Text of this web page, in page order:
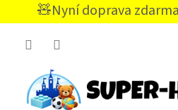
🧸Nyní doprava
CZK